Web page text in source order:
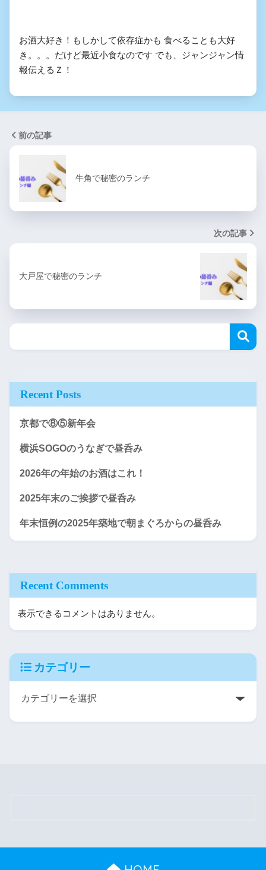
お酒大好き！もしかして依存症かも 食べることも大好
き。。。だけど最近小食なのです でも、ジャンジャン情
報伝えるＺ！
前の記事
牛角で秘密のランチ
次の記事
大戸屋で秘密のランチ
Recent Posts
京都で⑧⑤新年会
横浜SOGOのうなぎで昼呑み
2026年の年始のお酒はこれ！
2025年末のご挨拶で昼呑み
年末恒例の2025年築地で朝まぐろからの昼呑み
Recent Comments
表示できるコメントはありません。
カテゴリー